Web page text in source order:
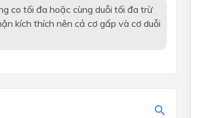
co tối đa hoặc cùng duỗi tối đa trừ
kích thích nên cả cơ gấp và cơ duỗi